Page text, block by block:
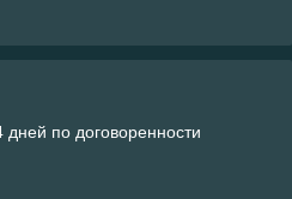
дней по договоренности